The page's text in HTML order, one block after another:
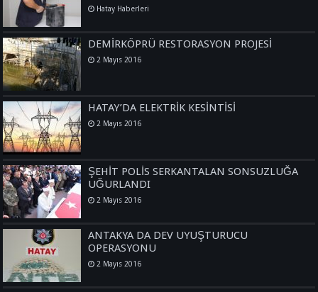
Hatay Haberleri
DEMİRKÖPRÜ RESTORASYON PROJESİ
2 Mayıs 2016
HATAY’DA ELEKTRİK KESİNTİSİ
2 Mayıs 2016
ŞEHİT POLİS SERKANTALAN SONSUZLUĞA
UĞURLANDI
2 Mayıs 2016
ANTAKYA DA DEV UYUŞTURUCU
OPERASYONU
2 Mayıs 2016